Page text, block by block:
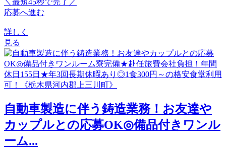
応募へ進む
詳しく
見る
自動車製造に伴う鋳造業務！お友達や
カップルとの応募OK◎備品付きワンル
ーム...